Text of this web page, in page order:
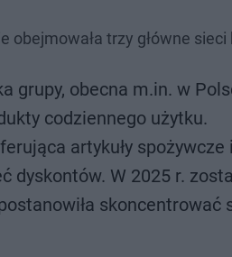
obejmowała trzy główne
grupy, obecna m.in. w
codziennego użytku.
artykuły spożywcze
dyskontów. W 2025 r.
skoncentrować